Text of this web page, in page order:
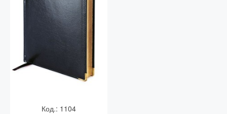
Код.: 1104